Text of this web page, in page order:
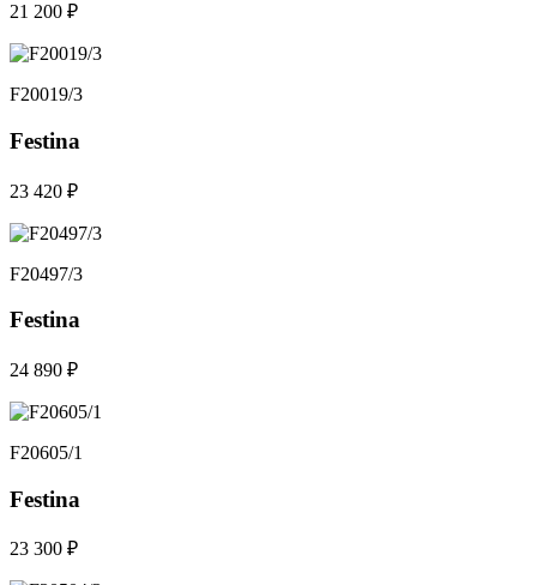
21 200 ₽
F20019/3
Festina
23 420 ₽
F20497/3
Festina
24 890 ₽
F20605/1
Festina
23 300 ₽